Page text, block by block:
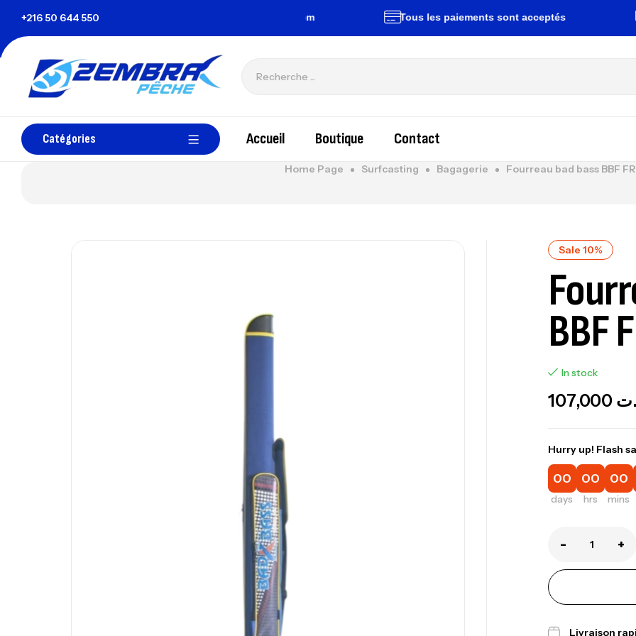
+216 50 644 550
Tunisie Tous les paiements sont acceptés
Catégories Accueil Boutique Contact
Home Page Surfcasting Bagagerie Fourreau bad bass BBF
Sale 10%
BBF
In stock
107,000
Hurry up! Flash
00
days
00
hrs
00
mins
- +
Livraison